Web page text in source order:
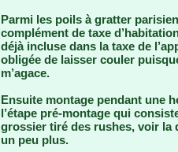
Parmi les poils à gratter
complément de taxe
déjà incluse dans la taxe de
obligée de laisser couler
m’agace.
Ensuite montage pendant une
l’étape pré-montage qui
grossier tiré des rushes, voir la
un peu plus.